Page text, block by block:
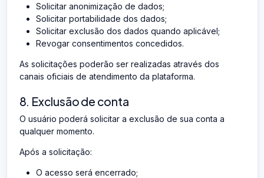
Solicitar anonimização de dados;
Solicitar portabilidade dos dados;
Solicitar exclusão dos dados quando aplicável;
Revogar consentimentos concedidos.
As solicitações poderão ser realizadas através dos
canais oficiais de atendimento da plataforma.
8. Exclusão de conta
O usuário poderá solicitar a exclusão de sua conta a
qualquer momento.
Após a solicitação:
O acesso será encerrado;